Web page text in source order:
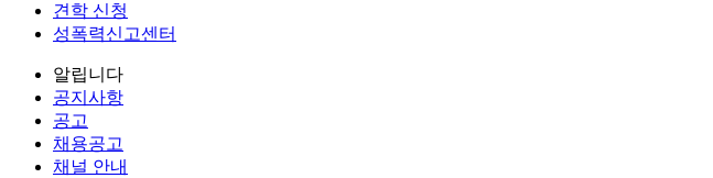
견학 신청
성폭력신고센터
알립니다
공지사항
공고
채용공고
채널 안내